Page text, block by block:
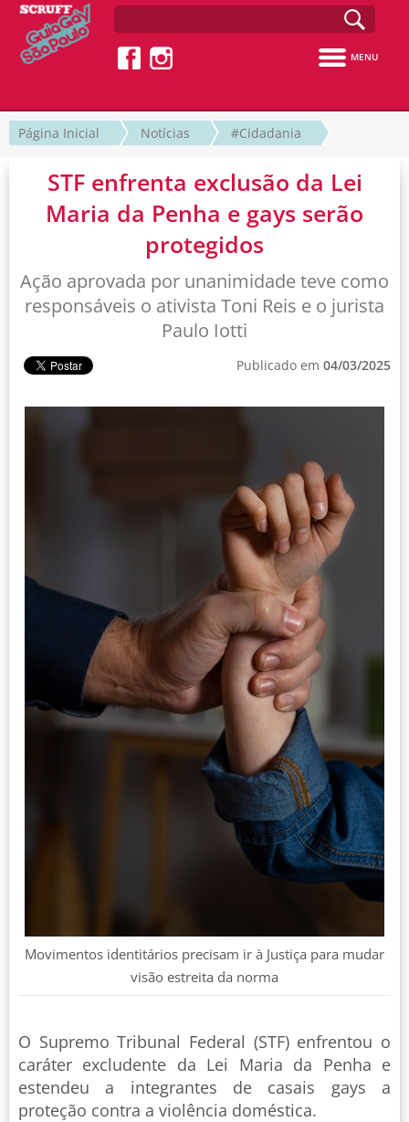
MENU
Página Inicial Notícias #Cidadania
STF enfrenta exclusão da Lei
Maria da Penha e gays serão
protegidos
Ação aprovada por unanimidade teve como
responsáveis o ativista Toni Reis e o jurista
Paulo Iotti
Publicado em 04/03/2025
Movimentos identitários precisam ir à Justiça para mudar
visão estreita da norma
O Supremo Tribunal Federal (STF) enfrentou o
caráter excludente da Lei Maria da Penha e
estendeu a integrantes de casais gays a
proteção contra a violência doméstica.